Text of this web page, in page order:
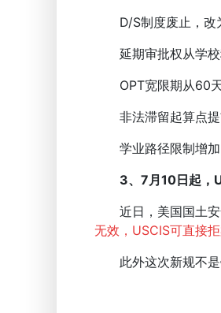
D/S制度废止，改
延期审批权从学校
OPT宽限期从60
非法滞留起算点提
学业路径限制增加
3、7月10日起，
近日，美国国土安
无效，USCIS可直接
此外这次新规不是